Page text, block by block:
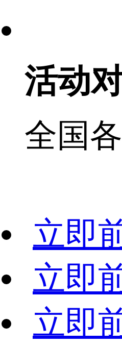
活动
全国
立即
立即
立即